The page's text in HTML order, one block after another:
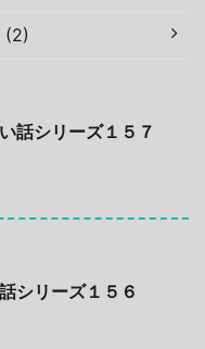
(2)
話シリーズ１５７
シリーズ１５６